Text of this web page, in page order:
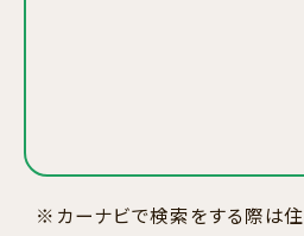
※カーナビで検索をする際は住